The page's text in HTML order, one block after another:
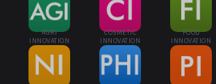
AGRI
INNOVATION
COSMETIC
INNOVATION
FOOD
INNOVATION